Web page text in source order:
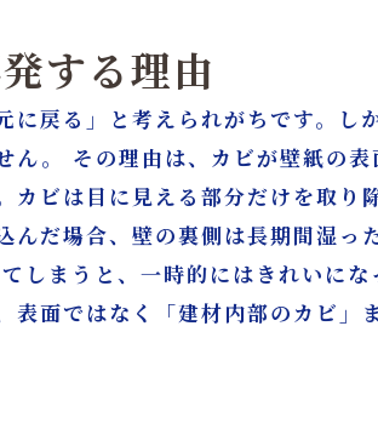
ト
フォーム名古屋・東京
する理由
戻る」と考えられがちです。し
ん。 その理由は、カビが壁紙の
ビは目に見える部分だけを取り
だ場合、壁の裏側は長期間湿っ
しまうと、一時的にはきれいにな
面ではなく「建材内部のカビ」